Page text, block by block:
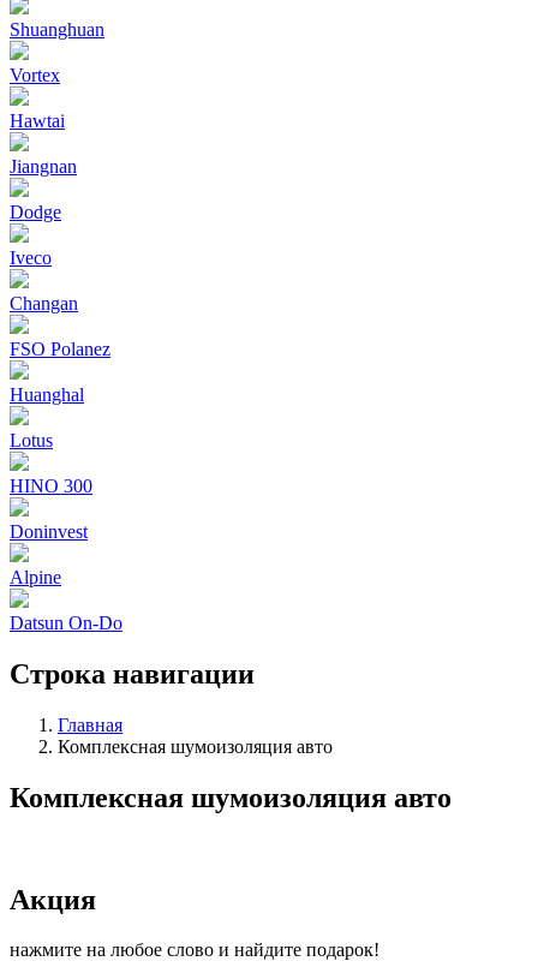
Shuanghuan
Vortex
Hawtai
Jiangnan
Dodge
Iveco
Changan
FSO Polanez
Huanghal
Lotus
HINO 300
Doninvest
Alpine
Datsun On-Do
Строка навигации
Главная
Комплексная шумоизоляция авто
Комплексная шумоизоляция авто
Акция
нажмите на любое слово и найдите подарок!